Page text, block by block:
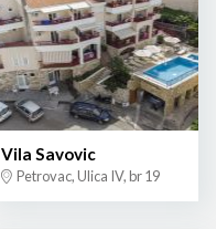
Vila Savovic
Petrovac, Ulica IV, br 19